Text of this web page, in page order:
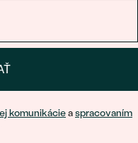
komunikácieaspracovaním